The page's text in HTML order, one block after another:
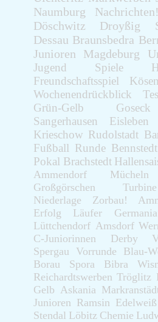
Naumburg
Nachrichten!
Döschwitz
Droyßig
Dessau Braunsbedra
Junioren
Magdeburg
Jugend
Spiele
Freundschaftsspiel
Kösen
Wochenendrückblick
Grün-Gelb
Goseck
Sangerhausen
Eisleben
Krieschow Rudolstadt
Fußball Runde Bennstedt
Pokal Brachstedt
Ammendorf
Mücheln
Großgörschen
Turbine
Niederlage
Zorbau!
Erfolg
Läufer Germania
Lüttchendorf Amsdorf
C-Juniorinnen
Derby
Spergau
Vorrunde Blau-
Borau
Spora Bibra
Reichardtswerben Tröglitz
Gelb Askania
Junioren Ramsin Edelweiß
Stendal Löbitz Chemie